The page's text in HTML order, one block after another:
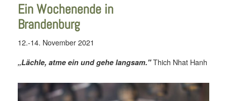
Ein Wochenende in
Brandenburg
12.-14. November 2021
„Lächle, atme ein und gehe langsam."Thich Nhat Hanh